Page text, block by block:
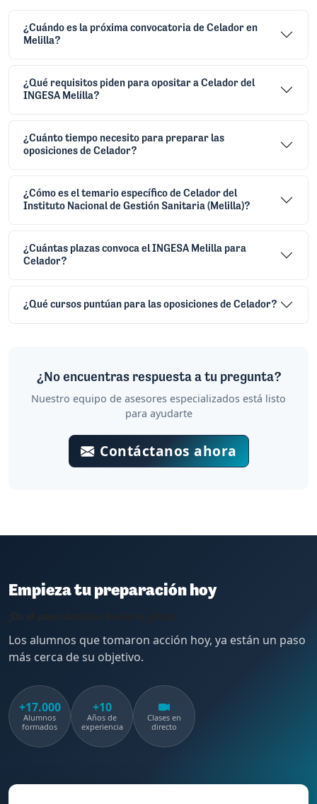
¿Cuándo es la próxima convocatoria de Celador en
Melilla?
¿Qué requisitos piden para opositar a Celador del
INGESA Melilla?
¿Cuánto tiempo necesito para preparar las
oposiciones de Celador?
¿Cómo es el temario específico de Celador del
Instituto Nacional de Gestión Sanitaria (Melilla)?
¿Cuántas plazas convoca el INGESA Melilla para
Celador?
¿Qué cursos puntúan para las oposiciones de Celador?
¿No encuentras respuesta a tu pregunta?
Nuestro equipo de asesores especializados está listo
para ayudarte
Contáctanos ahora
Empieza tu preparación hoy
Los alumnos que tomaron acción hoy, ya están un paso
más cerca de su objetivo.
+17.000
Alumnos
formados
+10
Años de
experiencia
Clases en
directo